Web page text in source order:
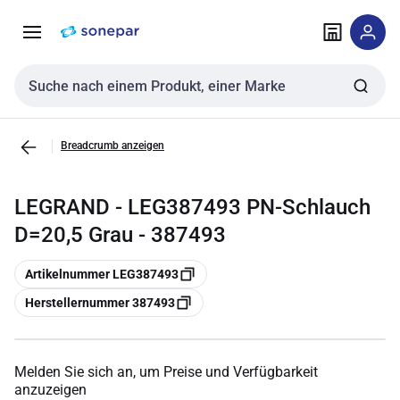
NavigationInhalt
Sucheingabe
Breadcrumb anzeigen
LEGRAND - LEG387493 PN-Schlauch
D=20,5 Grau - 387493
Kopieren
Artikelnummer LEG387493
Kopieren
Herstellernummer 387493
Melden Sie sich an, um Preise und Verfügbarkeit
anzuzeigen